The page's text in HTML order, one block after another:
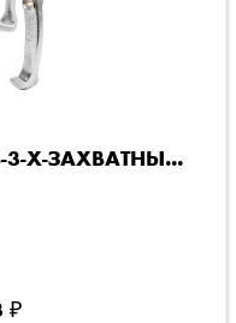
Х-ЗАХВАТНЫ...
₽